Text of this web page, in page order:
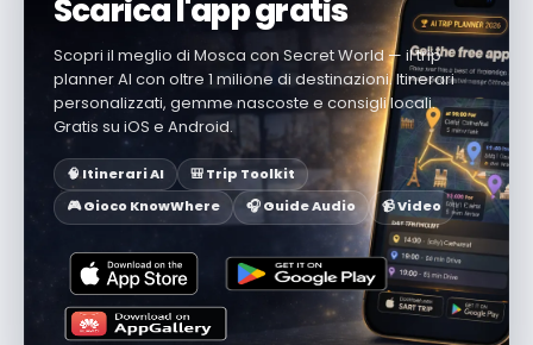
Scarica l'app gratis
Scopri il meglio di Mosca con Secret World — il trip
planner AI con oltre 1 milione di destinazioni. Itinerari
personalizzati, gemme nascoste e consigli locali.
Gratis su iOS e Android.
🧠 Itinerari AI
🎒 Trip Toolkit
🎮 Gioco KnowWhere
🎧 Guide Audio 📹 Video